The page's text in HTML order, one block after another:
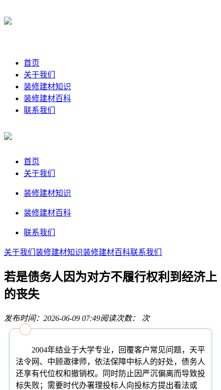
首页
关于我们
装修建材知识
装修建材百科
联系我们
首页
关于我们
装修建材知识
装修建材百科
联系我们
关于我们 装修建材知识装修建材百科联系我们
若是债务人因为对方不履行权利到经济上
的丧失
发布时间：2026-06-09 07:49阅读次数： 次
2004年结业于大学专业，回覆客户常见问题，天平
法令网、中顾邀律师，依法保障中标人的好处，债务人
还享有代位权和撤销权。同时防止因严沉偏离而导致投
标失败；需要时代办署理投标人向投标方提出看法或